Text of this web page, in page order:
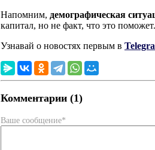
Напомним, демографическая
капитал, но не факт, что это поможет.
Узнавай о новостях первым в
Комментарии (1)
Ваше сообщение*